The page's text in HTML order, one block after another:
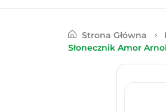
Strona Główna
Słonecznik Amor